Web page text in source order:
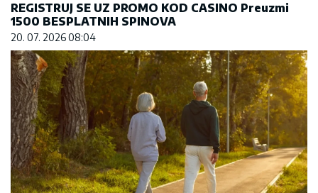
REGISTRUJ SE UZ PROMO KOD CASINO Preuzmi
1500 BESPLATNIH SPINOVA
20. 07. 2026 08:04